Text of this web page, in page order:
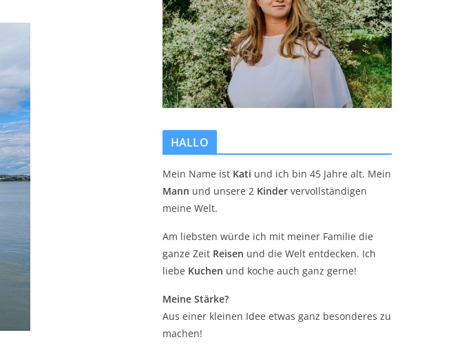
HALLO
Mein Name ist Kati und ich bin 45 Jahre alt. Mein
Mann und unsere 2 Kinder vervollständigen
meine Welt.
Am liebsten würde ich mit meiner Familie die
ganze Zeit Reisen und die Welt entdecken. Ich
liebe Kuchen und koche auch ganz gerne!
Meine Stärke?
Aus einer kleinen Idee etwas ganz besonderes zu
machen!